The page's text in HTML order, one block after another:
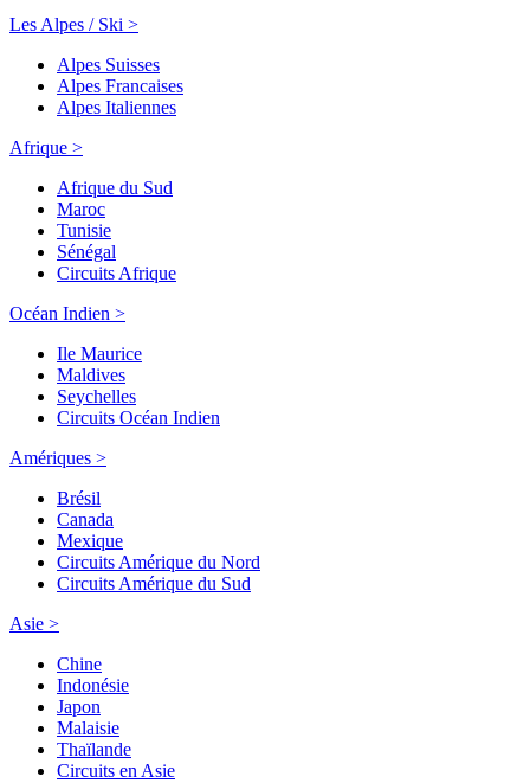
Les Alpes / Ski >
Alpes Suisses
Alpes Francaises
Alpes Italiennes
Afrique >
Afrique du Sud
Maroc
Tunisie
Sénégal
Circuits Afrique
Océan Indien >
Ile Maurice
Maldives
Seychelles
Circuits Océan Indien
Amériques >
Brésil
Canada
Mexique
Circuits Amérique du Nord
Circuits Amérique du Sud
Asie >
Chine
Indonésie
Japon
Malaisie
Thaïlande
Circuits en Asie